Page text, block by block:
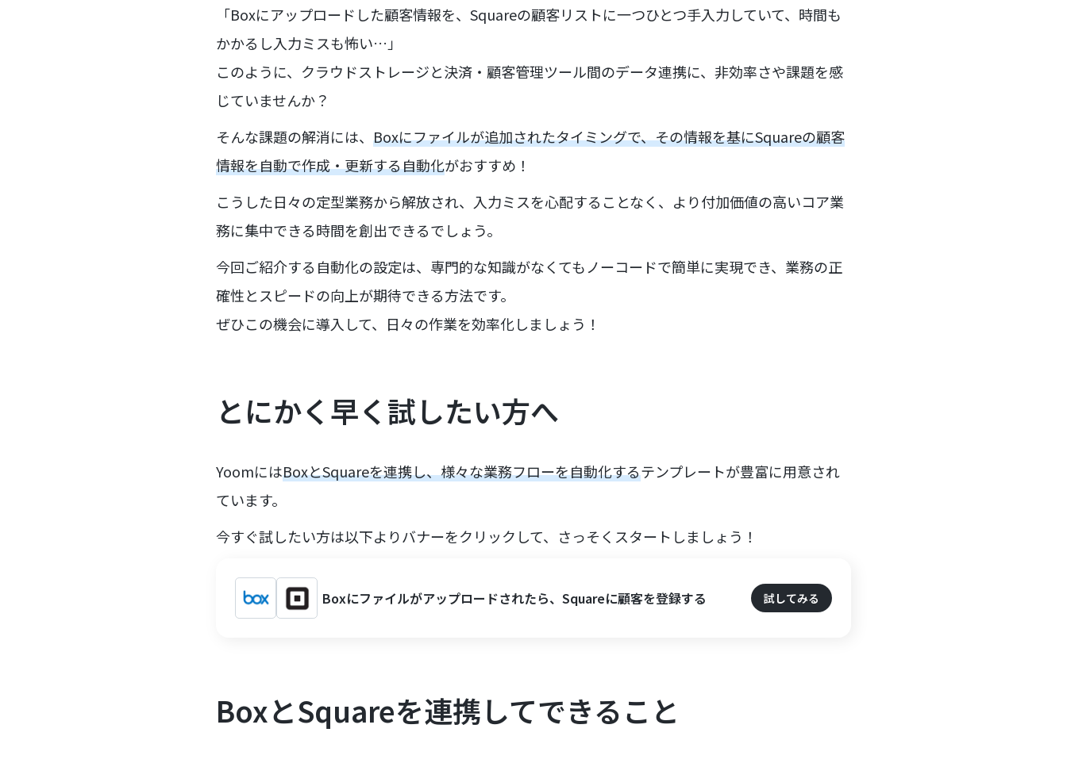
「Boxにアップロードした顧客情報を、Squareの顧客リストに一つひとつ手入力していて、時間も
かかるし入力ミスも怖い…」
このように、クラウドストレージと決済・顧客管理ツール間のデータ連携に、非効率さや課題を感
じていませんか？
そんな課題の解消には、 Boxにファイルが追加されたタイミングで、その情報を基にSquareの顧客
情報を自動で作成・更新する自動化がおすすめ！
こうした日々の定型業務から解放され、入力ミスを心配することなく、より付加価値の高いコア業
務に集中できる時間を創出できるでしょう。
今回ご紹介する自動化の設定は、専門的な知識がなくてもノーコードで簡単に実現でき、業務の正
確性とスピードの向上が期待できる方法です。
ぜひこの機会に導入して、日々の作業を効率化しましょう！
とにかく早く試したい方へ
YoomにはBoxとSquareを連携し、様々な業務フローを自動化するテンプレートが豊富に用意され
ています。
今すぐ試したい方は以下よりバナーをクリックして、さっそくスタートしましょう！
Boxにファイルがアップロードされたら、Squareに顧客を登録する 試してみる
BoxとSquareを連携してできること